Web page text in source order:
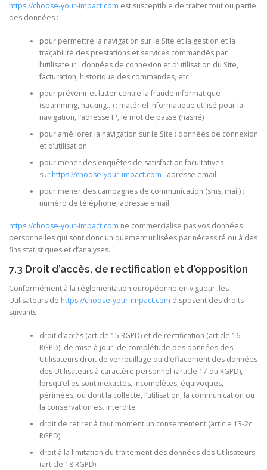
https://choose-your-impact.com est susceptible de traiter tout ou partie
des données :
pour permettre la navigation sur le Site et la gestion et la
traçabilité des prestations et services commandés par
l’utilisateur : données de connexion et d’utilisation du Site,
facturation, historique des commandes, etc.
pour prévenir et lutter contre la fraude informatique
(spamming, hacking…) : matériel informatique utilisé pour la
navigation, l’adresse IP, le mot de passe (hashé)
pour améliorer la navigation sur le Site : données de connexion
et d’utilisation
pour mener des enquêtes de satisfaction facultatives
sur https://choose-your-impact.com : adresse email
pour mener des campagnes de communication (sms, mail) :
numéro de téléphone, adresse email
https://choose-your-impact.com ne commercialise pas vos données
personnelles qui sont donc uniquement utilisées par nécessité ou à des
fins statistiques et d’analyses.
7.3 Droit d’accès, de rectification et d’opposition
Conformément à la réglementation européenne en vigueur, les
Utilisateurs de https://choose-your-impact.com disposent des droits
suivants :
droit d’accès (article 15 RGPD) et de rectification (article 16
RGPD), de mise à jour, de complétude des données des
Utilisateurs droit de verrouillage ou d’effacement des données
des Utilisateurs à caractère personnel (article 17 du RGPD),
lorsqu’elles sont inexactes, incomplètes, équivoques,
périmées, ou dont la collecte, l’utilisation, la communication ou
la conservation est interdite
droit de retirer à tout moment un consentement (article 13-2c
RGPD)
droit à la limitation du traitement des données des Utilisateurs
(article 18 RGPD)